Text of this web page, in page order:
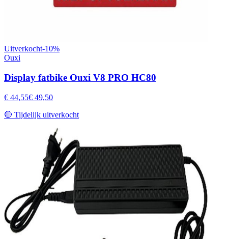
Uitverkocht-10%
Ouxi
Display fatbike Ouxi V8 PRO HC80
€ 44,55€ 49,50
🔴 Tijdelijk uitverkocht